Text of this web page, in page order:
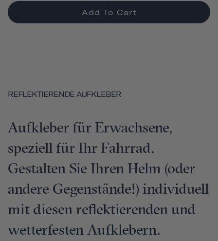
Add To Cart
REFLEKTIERENDE AUFKLEBER
Aufkleber für Erwachsene,
speziell für Ihr Fahrrad.
Gestalten Sie Ihren Helm (oder
andere Gegenstände!) individuell
mit diesen reflektierenden und
wetterfesten Aufklebern.